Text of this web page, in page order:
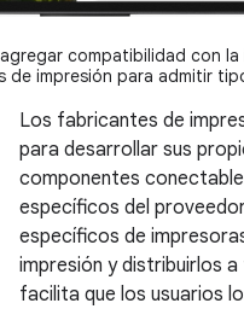
compatibilidad con
de impresión para admitir
Los fabricantes de
para desarrollar sus
componentes
específicos del
específicos de
impresión y distribuirlos
facilita que los usuarios